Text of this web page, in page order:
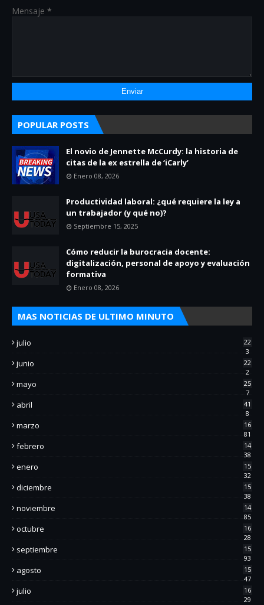
Mensaje *
POPULAR POSTS
El novio de Jennette McCurdy: la historia de
citas de la ex estrella de ‘iCarly’
Enero 08, 2026
Productividad laboral: ¿qué requiere la ley a
un trabajador (y qué no)?
Septiembre 15, 2025
Cómo reducir la burocracia docente:
digitalización, personal de apoyo y evaluación
formativa
Enero 08, 2026
MAS NOTICIAS DE ULTIMO MINUTO
julio
22
3
junio
22
2
mayo
25
7
abril
41
8
marzo
16
81
febrero
14
38
enero
15
32
diciembre
15
38
noviembre
14
85
octubre
16
28
septiembre
15
93
agosto
15
47
julio
16
29